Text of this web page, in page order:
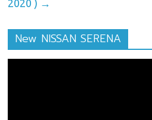
2020 ) →
New NISSAN SERENA